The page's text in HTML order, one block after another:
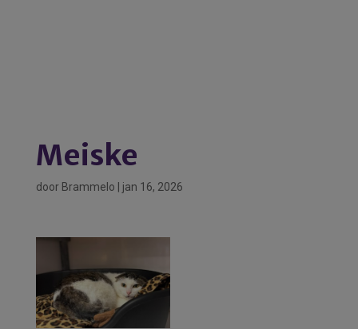
Meiske
door Brammelo jan 16, 2026